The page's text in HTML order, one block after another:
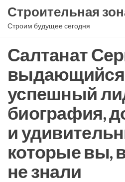
Перейти
Строительная
Строим будущее сегодня
Салтанат
выдающийся
успешный
биография,
и
которые вы,
не знали